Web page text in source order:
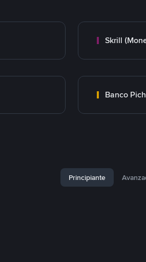
Skrill
Banco
Principiante